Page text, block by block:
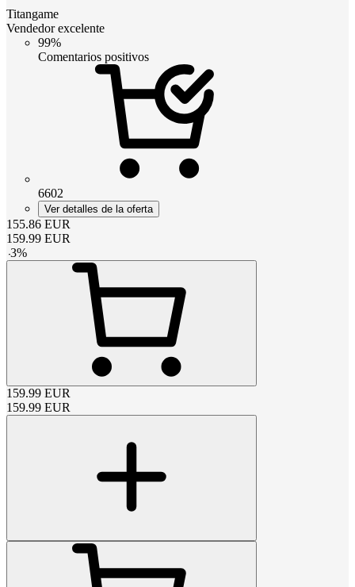
Titangame
Vendedor excelente
99%
Comentarios positivos
6602
Ver detalles de la oferta
155.86 EUR
159.99 EUR
-3%
159.99 EUR
159.99 EUR